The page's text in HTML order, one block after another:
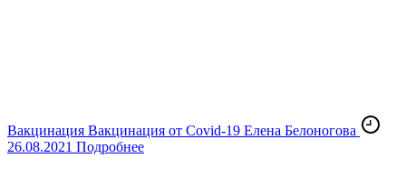
Вакцинация Вакцинация от Covid-19 Елена Белоногова
26.08.2021 Подробнее